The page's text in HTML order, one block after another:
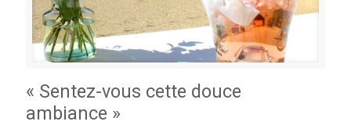
« Sentez-vous cette douce
ambiance »